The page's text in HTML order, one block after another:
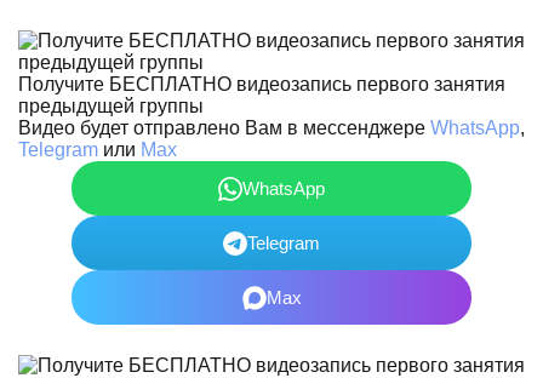
Получите БЕСПЛАТНО видеозапись первого занятия
предыдущей группы
Видео будет отправлено Вам в мессенджере WhatsApp,
Telegram или Max
WhatsApp
Telegram
Max